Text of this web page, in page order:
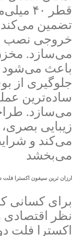
قطر ۴۰
تضمین می‌کند
خروجی نصب
می‌سازد.
باعث می‌شود
جلوگیری از
ساده‌ترین
می‌سازد.
زیبایی
می‌کند و
می‌بخشد
ارزان ترین سیفون اکسترا
برای کسانی
نظر اقتصادی
اکسترا فلت